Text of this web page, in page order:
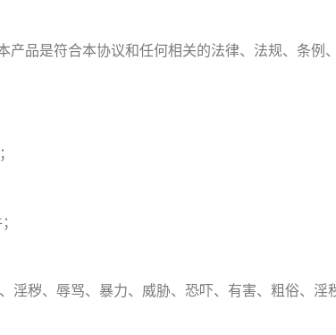
品是符合本协议和任何相关的法律、法规、条例
秽、辱骂、暴力、威胁、恐吓、有害、粗俗、淫